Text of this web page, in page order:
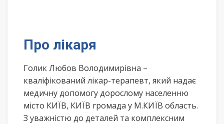
Про лікаря
Голик Любов Володимирівна –
кваліфікований лікар-терапевт, який надає
медичну допомогу дорослому населенню
місто КИЇВ, КИЇВ громада у М.КИЇВ область.
З уважністю до деталей та комплексним